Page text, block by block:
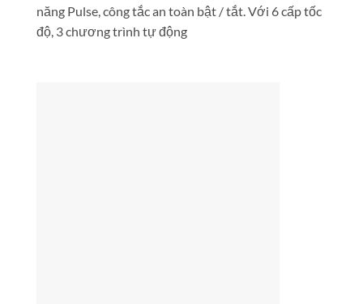
năng Pulse, công tắc an toàn bật / tắt. Với 6 cấp tốc
độ, 3 chương trình tự động